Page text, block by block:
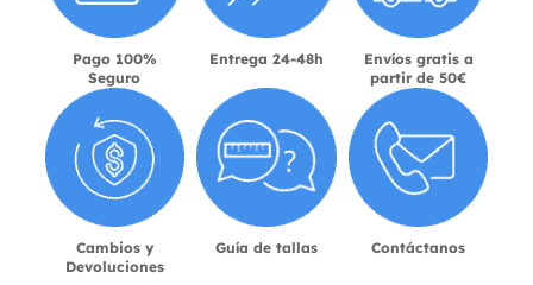
Pago 100%
Seguro
Entrega 24-48h
Envíos gratis a
partir de 50€
Cambios y
Devoluciones
Guía de tallas Contáctanos